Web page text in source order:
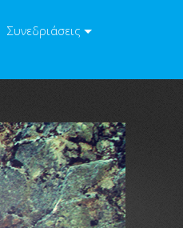
Συνεδριάσεις